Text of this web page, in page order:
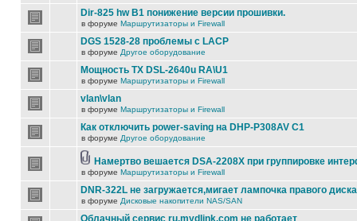
Dir-825 hw B1 понижение версии прошивки.
в форуме Маршрутизаторы и Firewall
DGS 1528-28 проблемы с LACP
в форуме Другое оборудование
Мощность TX DSL-2640u RA\U1
в форуме Маршрутизаторы и Firewall
vlan\vlan
в форуме Маршрутизаторы и Firewall
Как отключить power-saving на DHP-P308AV C1
в форуме Другое оборудование
Намертво вешается DSA-2208X при группировке
в форуме Маршрутизаторы и Firewall
DNR-322L не загружается,мигает лампочка правого диска
в форуме Дисковые накопители NAS/SAN
Облачный сервис ru.mydlink.com не работает